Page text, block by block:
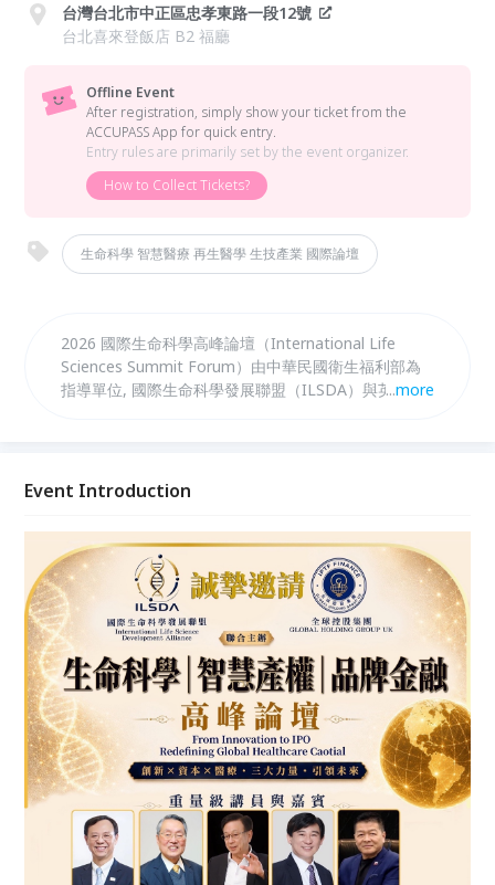
台灣台北市中正區忠孝東路一段12號
台北喜來登飯店 B2 福廳
Offline Event
After registration, simply show your ticket from the
ACCUPASS App for quick entry.
Entry rules are primarily set by the event organizer.
How to Collect Tickets?
生命科學 智慧醫療 再生醫學 生技產業 國際論壇
2026 國際生命科學高峰論壇（International Life
Sciences Summit Forum）由中華民國衛生福利部為
指導單位, 國際生命科學發展聯盟（ILSDA）與英國
論壇將結合專題演講、企業展示、國際交流、企業路
際交流平台。
...more
Event Introduction